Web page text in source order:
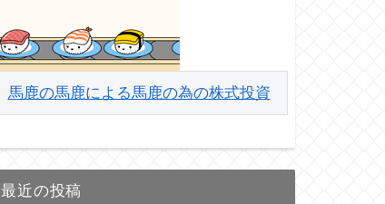
馬鹿の馬鹿による馬鹿の為の株式投資
最近の投稿